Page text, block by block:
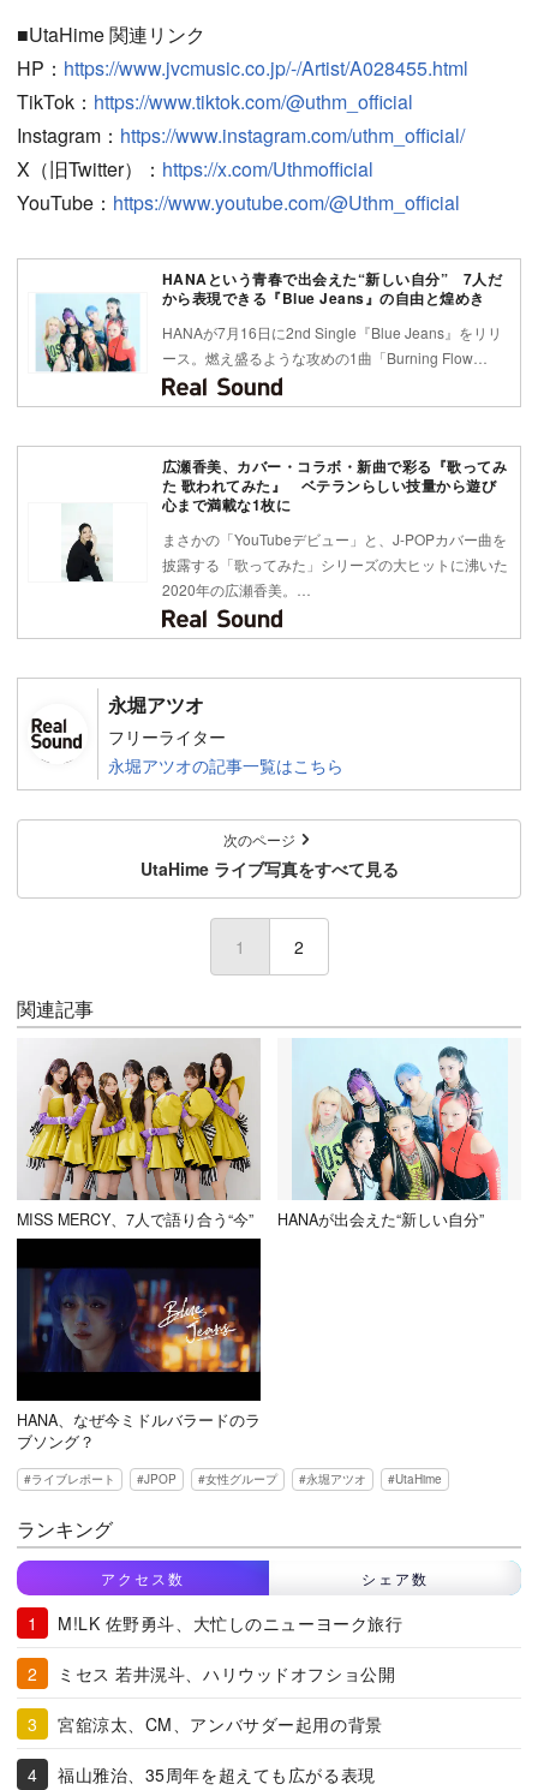
■UtaHime 関連リンク
HP： https://www.jvcmusic.co.jp/-/Artist/A028455.html
TikTok： https://www.tiktok.com/@uthm_official
Instagram： https://www.instagram.com/uthm_official/
X（旧Twitter）： https://x.com/Uthmofficial
YouTube： https://www.youtube.com/@Uthm_official
HANAという青春で出会えた“新しい自分” 7人だ
から表現できる『Blue Jeans』の自由と煌めき
HANAが7月16日に2nd Single『Blue Jeans』をリリ
ース。燃え盛るような攻めの1曲「Burning Flow…
広瀬香美、カバー・コラボ・新曲で彩る『歌ってみ
た 歌われてみた』 ベテランらしい技量から遊び
心まで満載な1枚に
まさかの「YouTubeデビュー」と、J-POPカバー曲を
披露する「歌ってみた」シリーズの大ヒットに沸いた
2020年の広瀬香美。…
永堀アツオ
フリーライター
永堀アツオの記事一覧はこちら
次のページ
UtaHime ライブ写真をすべて見る
1 2
関連記事
MISS MERCY、7人で語り合う“今” HANAが出会えた“新しい自分”
HANA、なぜ今ミドルバラードのラ
ブソング？
ライブレポート JPOP 女性グループ 永堀アツオ UtaHime
ランキング
アクセス数 シェア数
M!LK 佐野勇斗、大忙しのニューヨーク旅行
ミセス 若井滉斗、ハリウッドオフショ公開
宮舘涼太、CM、アンバサダー起用の背景
福山雅治、35周年を超えても広がる表現